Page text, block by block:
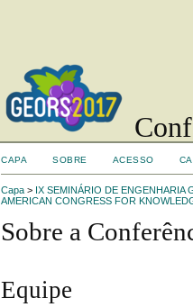
CAPA SOBRE ACESSO
Capa > IX SEMINÁRIO DE ENGENHARIA
AMERICAN CONGRESS FOR
Sobre a
Equipe